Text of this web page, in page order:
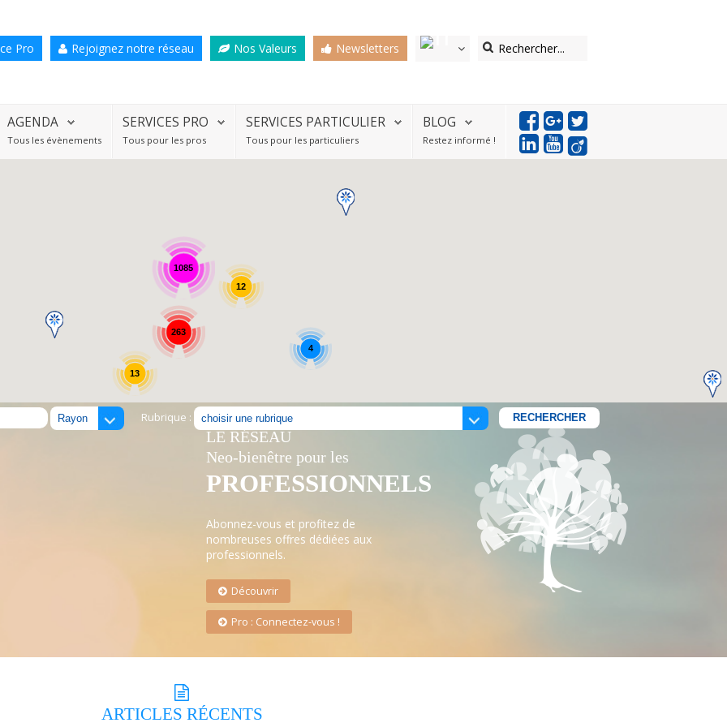
Pro Rejoignez notre réseau Nos Valeurs Newsletters
AGENDA
Tous les évènements
SERVICES PRO
Tous pour les pros
SERVICES PARTICULIER
Tous pour les particuliers
BLOG
Restez informé !
1085
13
263
4
12
Rubrique :
LE RÉSEAU
Neo-bienêtre pour les
PROFESSIONNELS
Abonnez-vous et profitez de
nombreuses offres dédiées aux
professionnels.
Découvrir
Pro : Connectez-vous !
ARTICLES RÉCENTS